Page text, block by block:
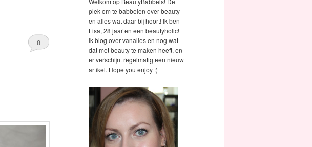
8
plek om te babbelen over beauty
en alles wat daar bij hoort! Ik ben
Lisa, 28 jaar en een beautyholic!
Ik blog over vanalles en nog wat
dat met beauty te maken heeft, en
er verschijnt regelmatig een nieuw
artikel. Hope you enjoy :)